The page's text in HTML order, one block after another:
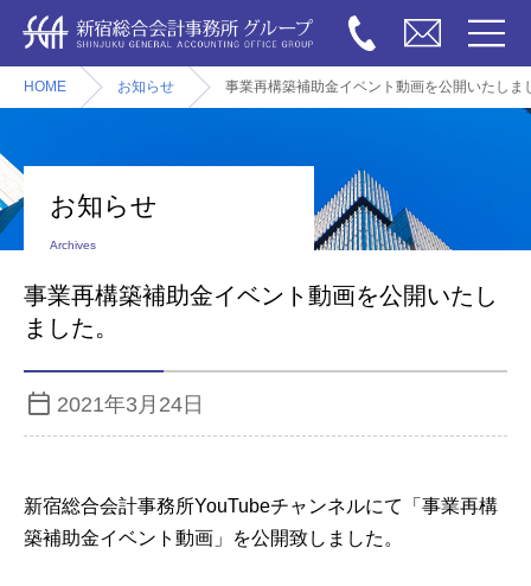
HOME お知らせ 事業再構築補助金イベント動画を公開いたしま
お知らせ
Archives
事業再構築補助金イベント動画を公開いたし
ました。
2021年3月24日
新宿総合会計事務所YouTubeチャンネルにて「事業再構
築補助金イベント動画」を公開致しました。